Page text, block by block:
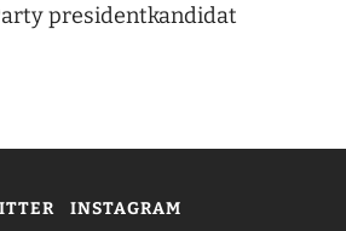
presidentkandidat
INSTAGRAM